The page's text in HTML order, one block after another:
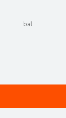
bal